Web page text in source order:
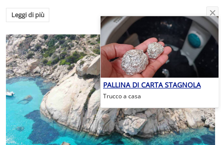
Leggi di più
PALLINA DI CARTA STAGNOLA
Trucco a casa